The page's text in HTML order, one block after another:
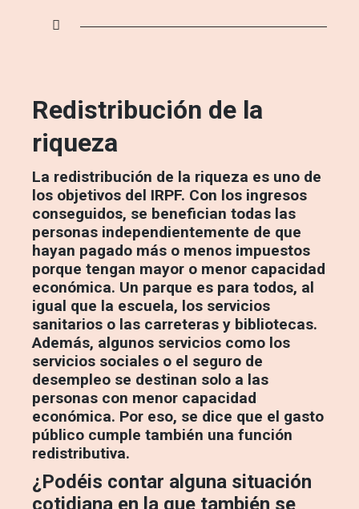
Redistribución de la
riqueza
La redistribución de la riqueza es uno de
los objetivos del IRPF. Con los ingresos
conseguidos, se benefician todas las
personas independientemente de que
hayan pagado más o menos impuestos
porque tengan mayor o menor capacidad
económica. Un parque es para todos, al
igual que la escuela, los servicios
sanitarios o las carreteras y bibliotecas.
Además, algunos servicios como los
servicios sociales o el seguro de
desempleo se destinan solo a las
personas con menor capacidad
económica. Por eso, se dice que el gasto
público cumple también una función
redistributiva.
¿Podéis contar alguna situación
cotidiana en la que también se